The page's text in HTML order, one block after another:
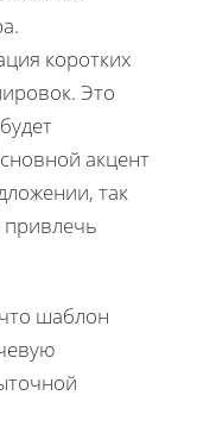
коротких
Это
акцент
так
привлечь
шаблон